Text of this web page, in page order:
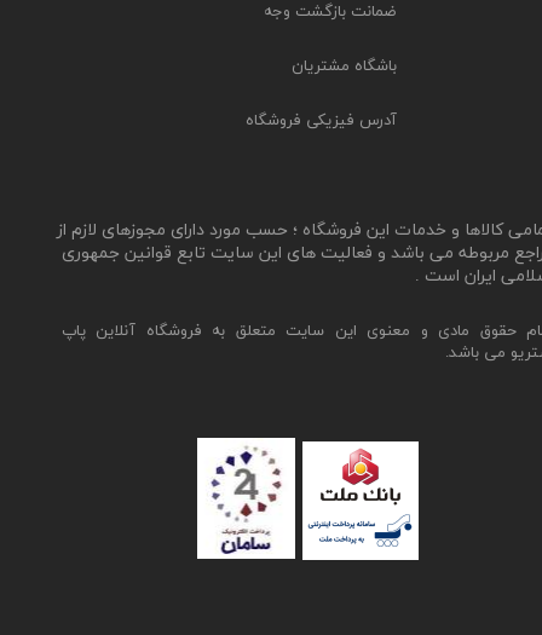
حقوق مادی و معنوی این سایت متعلق به فروشگاه آنلاین پاپ
می باشد.
ضمانت بازگشت وجه
باشگاه مشتریان
آدرس فیزیکی فروشگاه
کالاها و خدمات این فروشگاه ؛ حسب مورد دارای مجوزهای لازم از
مربوطه می باشد و فعالیت های این سایت تابع قوانین جمهوری
ایران است .